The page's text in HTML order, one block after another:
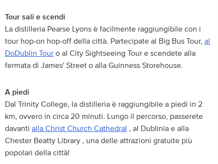
Tour sali e scendi
La distilleria Pearse Lyons è facilmente raggiungibile con i
tour hop-on hop-off della città. Partecipate al Big Bus Tour, al
DoDublin Tour o al City Sightseeing Tour e scendete alla
fermata di James' Street o alla Guinness Storehouse.
A piedi
Dal Trinity College, la distilleria è raggiungibile a piedi in 2
km, ovvero in circa 20 minuti. Lungo il percorso, passerete
davanti alla Christ Church Cathedral , al Dublinia e alla
Chester Beatty Library , una delle attrazioni gratuite più
popolari della città!